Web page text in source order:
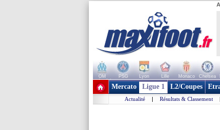
OM PSG Lyon Lille Monaco Chelsea
+ de clubs
Mercato Ligue 1 L2/Coupes
Actualité | Résultats & Classement